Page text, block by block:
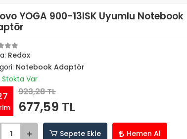
YOGA 900-13ISK Uyumlu Notebook
Redox
Notebook Adaptör
Stokta Var
923,28 TL
677,59 TL
Sepete Ekle Hemen Al